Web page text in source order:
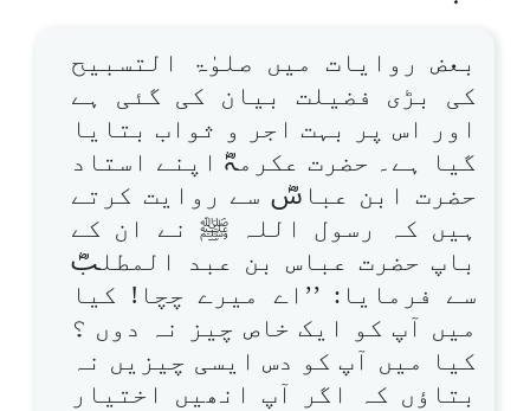
بعض روایات میں صلوٰۃ التسبیح
کی بڑی فضیلت بیان کی گئی ہے
اور اس پر بہت اجر و ثواب بتایا
گیا ہے۔ حضرت عکرمہؓ اپنے استاد
حضرت ابن عباسؓ سے روایت کرتے
ہیں کہ رسول اللہ ﷺ نے ان کے
باپ حضرت عباس بن عبد المطلبؓ
سے فرمایا: ’’اے میرے چچا! کیا
میں آپ کو ایک خاص چیز نہ دوں ؟
کیا میں آپ کو دس ایسی چیزیں نہ
بتاؤں کہ اگر آپ انھیں اختیار